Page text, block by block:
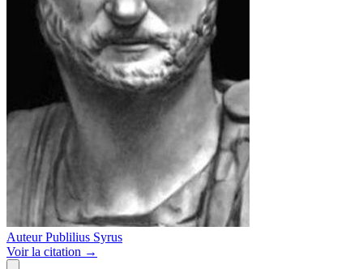
Auteur Publilius Syrus
Voirla citation →